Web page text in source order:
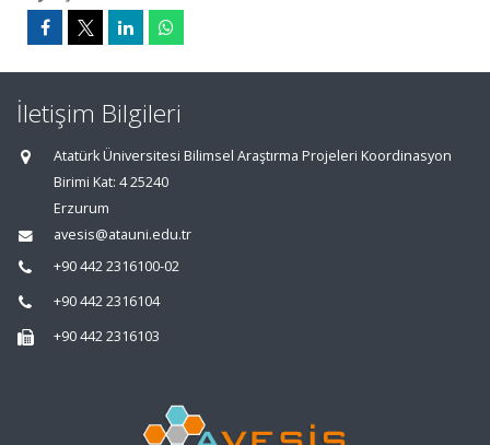
İletişim Bilgileri
Atatürk Üniversitesi Bilimsel Araştırma Projeleri Koordinasyon
Birimi Kat: 4 25240
Erzurum
avesis@atauni.edu.tr
+90 442 2316100-02
+90 442 2316104
+90 442 2316103